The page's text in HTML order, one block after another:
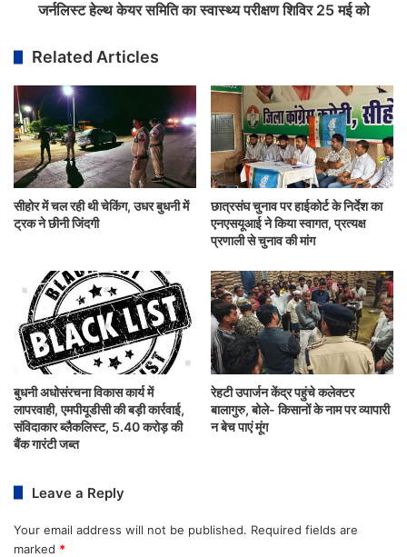
जर्नलिस्ट हेल्थ केयर समिति का स्वास्थ्य परीक्षण शिविर 25 मई को
Related Articles
सीहोर में चल रही थी चेकिंग, उधर बुधनी में
ट्रक ने छीनी जिंदगी
छात्रसंघ चुनाव पर हाईकोर्ट के निर्देश का
एनएसयूआई ने किया स्वागत, प्रत्यक्ष
प्रणाली से चुनाव की मांग
बुधनी अधोसंरचना विकास कार्य में
लापरवाही, एमपीयूडीसी की बड़ी कार्रवाई,
संविदाकार ब्लैकलिस्ट, 5.40 करोड़ की
बैंक गारंटी जब्त
रेहटी उपार्जन केंद्र पहुंचे कलेक्टर
बालागुरु, बोले- किसानों के नाम पर व्यापारी
न बेच पाएं मूंग
Leave a Reply
Your email address will not be published. Required fields are
marked *